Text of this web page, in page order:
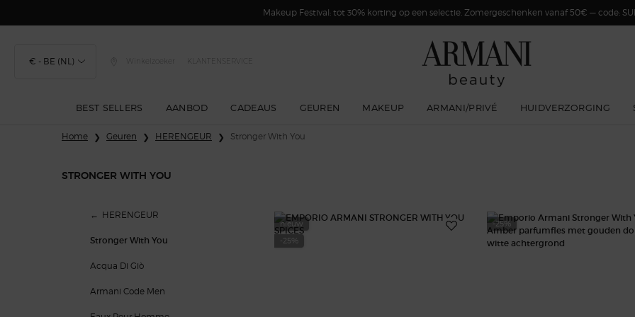
Makeup Festival: tot 30% korting op een selectie. Zomergeschenken vanaf 50€ — code:
€ - BE (NL) Winkelzoeker KLANTENSERVICE
BEST SELLERS AANBOD CADEAUS GEUREN MAKEUP ARMANI/PRIVÉ HUIDVERZORGING
Home Geuren HERENGEUR Stronger With You
STRONGER WITH YOU
HERENGEUR
Stronger With You
Acqua Di Giò
Armani Code Men
nieuw
-25%
-25%